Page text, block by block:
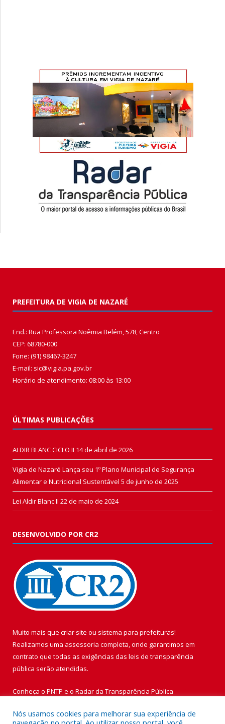
PREFEITURA DE VIGIA DE NAZARÉ
End.: Rua Professora Noêmia Belém, 578, Centro
CEP: 68780-000
Fone: (91) 98467-3247
E-mail: sic@vigia.pa.gov.br
Horário de atendimento: 08:00 às 13:00
ÚLTIMAS PUBLICAÇÕES
ALDIR BLANC CICLO II 14 de abril de 2026
Vigia de Nazaré Lança seu 1º Plano Municipal de Segurança
Alimentar e Nutricional Sustentável 5 de junho de 2025
Lei Aldir Blanc II 22 de maio de 2024
DESENVOLVIDO POR CR2
Muito mais que criar site ou sistema para prefeituras!
Realizamos uma assessoria completa, onde garantimos em
contrato que todas as exigências das leis de transparência
pública serão atendidas.
Conheça o PNTP e o Radar da Transparência Pública
Nós usamos cookies para melhorar sua experiência de